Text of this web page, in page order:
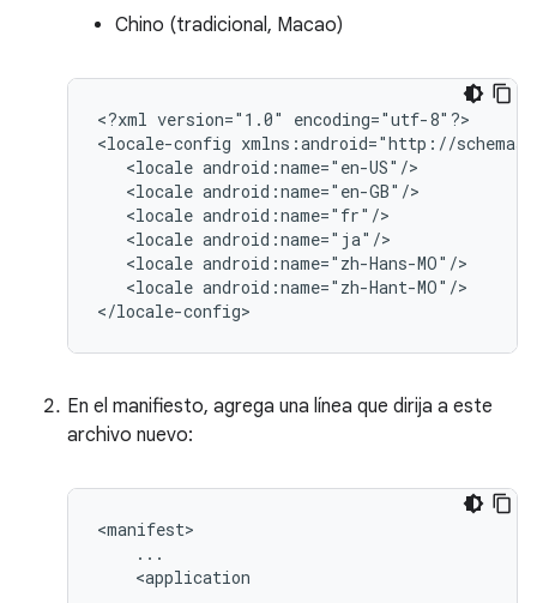
Chino (tradicional, Macao)
<?xml version="1.0"
encoding="utf-8"?>
<locale-config
<locale
<locale
<locale
<locale
<locale
<locale android:name="zh-Hant-MO"/>
En el manifiesto, agrega una línea que dirija a este
archivo nuevo: